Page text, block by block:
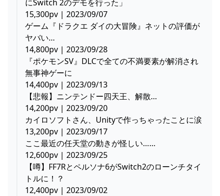
にSwitch 2のデモを行った」
15,300pv | 2023/09/07
ゲーム『ドラクエ ダイの大冒険』ネットの評価が
ヤバい…
14,800pv | 2023/09/28
『ポケモンSV』DLCで全ての不満要素が解消され
無事神ゲーに
14,400pv | 2023/09/13
【悲報】ニンテンドー四天王、解散…
14,200pv | 2023/09/20
カイロソフトさん、Unityで作っちゃったことに涙
13,200pv | 2023/09/17
ここ最近の任天堂の動きが怪しい……
12,600pv | 2023/09/25
【噂】FF7Rとペルソナ6がSwitch2のローンチタイ
トルに！？
12,400pv | 2023/09/02